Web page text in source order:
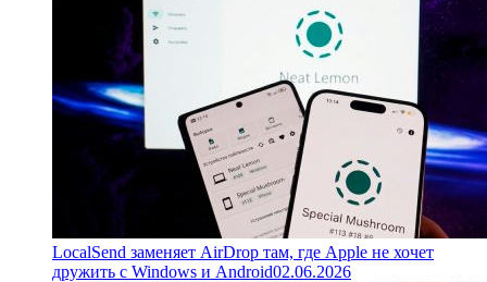
LocalSend заменяет AirDrop там, где Apple не хочет
дружить с Windows и Android02.06.2026